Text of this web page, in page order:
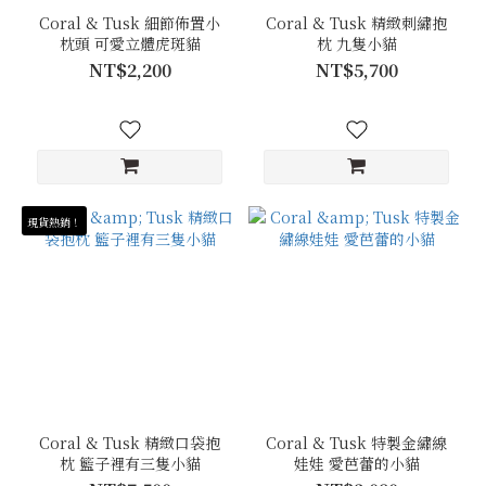
Coral & Tusk 細節佈置小
枕頭 可愛立體虎斑貓
NT$2,200
Coral & Tusk 精緻刺繡抱
枕 九隻小貓
NT$5,700
現貨熱銷！
Coral & Tusk 精緻口袋抱
枕 籃子裡有三隻小貓
Coral & Tusk 特製金繡線
娃娃 愛芭蕾的小貓